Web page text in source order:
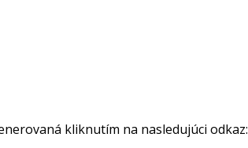
kliknutím na nasledujúci odkaz: